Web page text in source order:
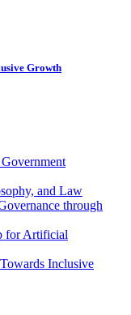
Growth
and Law
through
for Artificial
Inclusive